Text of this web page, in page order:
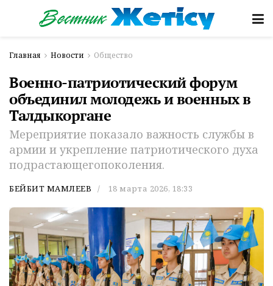
Главная Новости Общество
Военно-патриотический форум
объединил молодежь и военных в
Талдыкоргане
Мереприятие показало важность службы в
армии и укрепление патриотического духа
подрастающегопоколения.
БЕЙБИТ МАМЛЕЕВ 18 марта 2026, 18:33